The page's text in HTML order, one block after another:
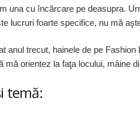
una cu încărcare pe deasupra.
lucruri foarte specifice, nu mă
anul trecut, hainele de pe
mă orientez la faţa locului, mâine
temă: